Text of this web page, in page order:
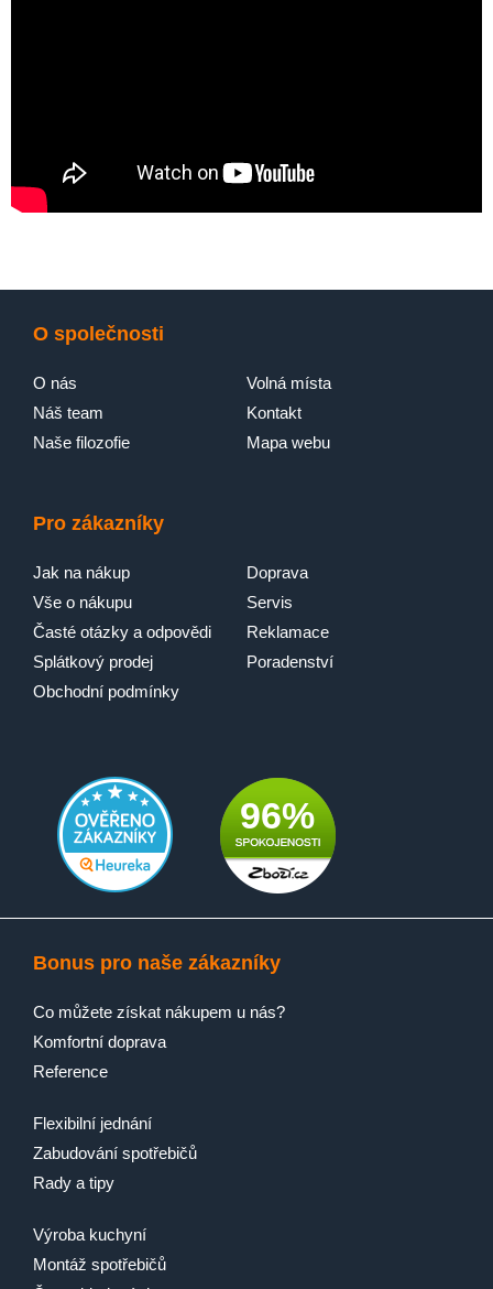
O společnosti
O nás
Náš team
Naše filozofie
Volná místa
Kontakt
Mapa webu
Pro zákazníky
Jak na nákup
Vše o nákupu
Časté otázky a odpovědi
Splátkový prodej
Obchodní podmínky
Doprava
Servis
Reklamace
Poradenství
96%
Bonus pro naše zákazníky
Co můžete získat nákupem u nás?
Komfortní doprava
Reference
Flexibilní jednání
Zabudování spotřebičů
Rady a tipy
Výroba kuchyní
Montáž spotřebičů